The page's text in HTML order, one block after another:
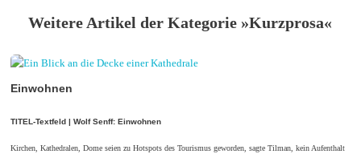
Weitere Artikel der Kategorie »Kurzprosa«
Einwohnen
TITEL-Textfeld | Wolf Senff: Einwohnen
Kirchen, Kathedralen, Dome seien zu Hotspots des Tourismus geworden, sagte Tilman, kein Aufenthalt